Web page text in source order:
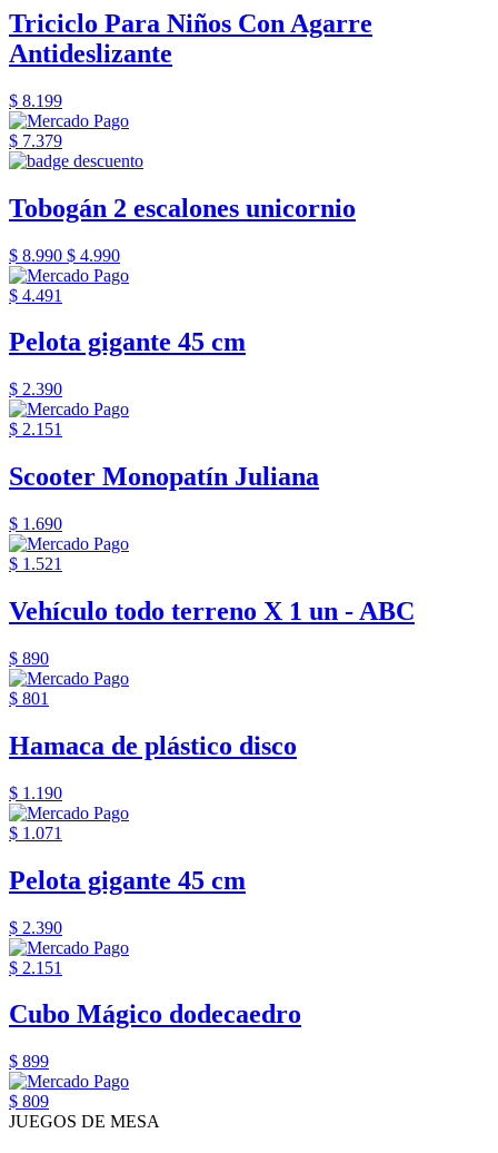
Triciclo Para Niños Con Agarre
Antideslizante
$ 8.199
$ 7.379
Tobogán 2 escalones unicornio
$ 8.990 $ 4.990
$ 4.491
Pelota gigante 45 cm
$ 2.390
$ 2.151
Scooter Monopatín Juliana
$ 1.690
$ 1.521
Vehículo todo terreno X 1 un - ABC
$ 890
$ 801
Hamaca de plástico disco
$ 1.190
$ 1.071
Pelota gigante 45 cm
$ 2.390
$ 2.151
Cubo Mágico dodecaedro
$ 899
$ 809
JUEGOS DE MESA